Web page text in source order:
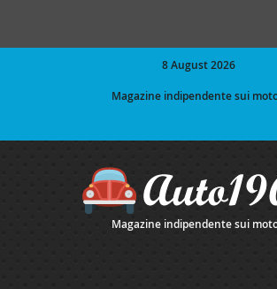
8 August 2026
Magazine indipendente sui
Magazine indipendente sui